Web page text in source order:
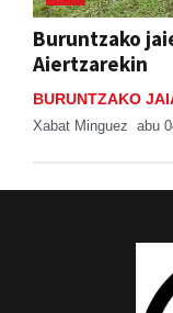
Buruntzako
Aiertzarekin
BURUNTZAKO
Xabat Minguez abu